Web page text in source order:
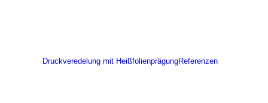
Druckveredelung mit HeißfolienprägungReferenzen